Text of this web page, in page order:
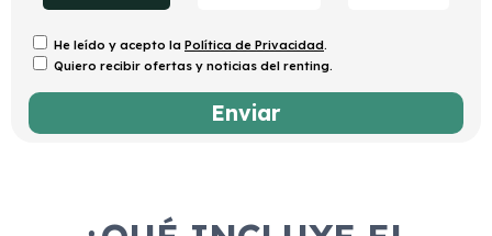
He leído y acepto la Política de Privacidad.
Quiero recibir ofertas y noticias del renting.